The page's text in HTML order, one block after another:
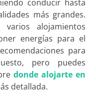
conducir hasta
más grandes.
alojamientos
energías para el
para
pero puedes
donde alojarte en
detallada.